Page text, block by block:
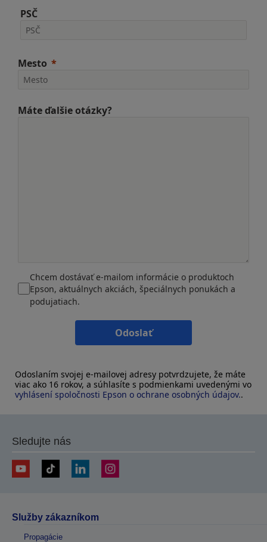
PSČ
Mesto
Máte ďalšie otázky?
Chcem dostávať e-mailom informácie o produktoch
Epson, aktuálnych akciách, špeciálnych ponukách a
podujatiach.
Odoslať
Odoslaním svojej e-mailovej adresy potvrdzujete, že máte
viac ako 16 rokov, a súhlasíte s podmienkami uvedenými vo
vyhlásení spoločnosti Epson o ochrane osobných údajov..
Sledujte nás
Služby zákazníkom
Propagácie